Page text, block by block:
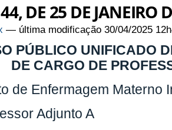
DE 25 DE JANEIRO
— última modificação 30/04/2025
PÚBLICO UNIFICADO
DE CARGO DE
de Enfermagem Materno
Adjunto A